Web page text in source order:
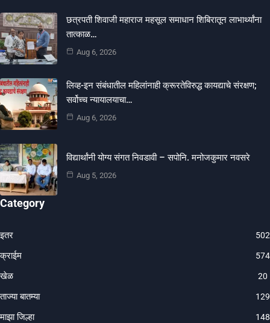
छत्रपती शिवाजी महाराज महसूल समाधान शिबिरातून लाभार्थ्यांना
तात्काळ…
Aug 6, 2026
लिव्ह-इन संबंधातील महिलांनाही क्रूरतेविरुद्ध कायद्याचे संरक्षण;
सर्वोच्च न्यायालयाचा…
Aug 6, 2026
विद्यार्थांनी योग्य संगत निवडावी – सपोनि. मनोजकुमार नवसरे
Aug 5, 2026
Category
इतर 502
क्राईम 574
खेळ 20
ताज्या बातम्या 129
माझा जिल्हा